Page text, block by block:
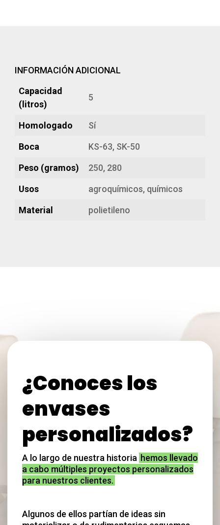
INFORMACIÓN ADICIONAL
Capacidad
(litros)
5
Homologado Sí
Boca KS-63, SK-50
Peso (gramos) 250, 280
Usos agroquímicos, químicos
Material polietileno
¿Conoces los
envases
personalizados?
A lo largo de nuestra historia hemos llevado
a cabo múltiples proyectos personalizados
para nuestros clientes.
Algunos de ellos partían de ideas sin